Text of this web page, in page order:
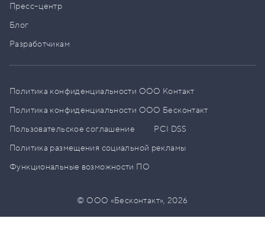
Пресс–центр
Блог
Разработчикам
Политика конфиденциальности ООО Контакт
Политика конфиденциальности ООО Бесконтакт
Пользовательское соглашение
PCI DSS
Политика размещения социальной рекламы
Функциональные возможности ПО
© ООО «Бесконтакт»,2026